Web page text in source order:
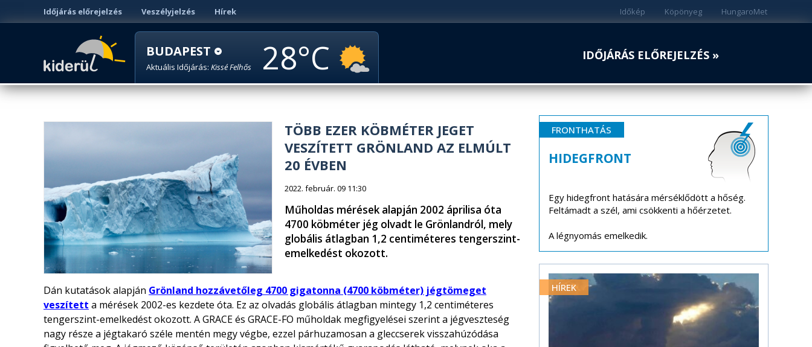
Időjárás előrejelzés Veszélyjelzés Hírek HungaroMet
Köpönyeg
Időkép
BUDAPEST
Aktuális Időjárás: Kissé Felhős 28 IDŐJÁRÁS ELŐREJELZÉS »
TÖBB EZER KÖBMÉTER JEGET
VESZÍTETT GRÖNLAND AZ ELMÚLT
20 ÉVBEN
2022. február. 09 11:30
Műholdas mérések alapján 2002 áprilisa óta
4700 köbméter jég olvadt le Grönlandról, mely
globális átlagban 1,2 centiméteres tengerszint-
emelkedést okozott.
Dán kutatások alapján Grönland hozzávetőleg 4700 gigatonna (4700 köbméter) jégtömeget
veszített a mérések 2002-es kezdete óta. Ez az olvadás globális átlagban mintegy 1,2 centiméteres
tengerszint-emelkedést okozott. A GRACE és GRACE-FO műholdak megfigyelései szerint a jégveszteség
nagy része a jégtakaró széle mentén megy végbe, ezzel párhuzamosan a gleccserek visszahúzódása
FRONTHATÁS
HIDEGFRONT
Egy hidegfront hatására mérséklődött a hőség.
Feltámadt a szél, ami csökkenti a hőérzetet.
A légnyomás emelkedik.
HÍREK